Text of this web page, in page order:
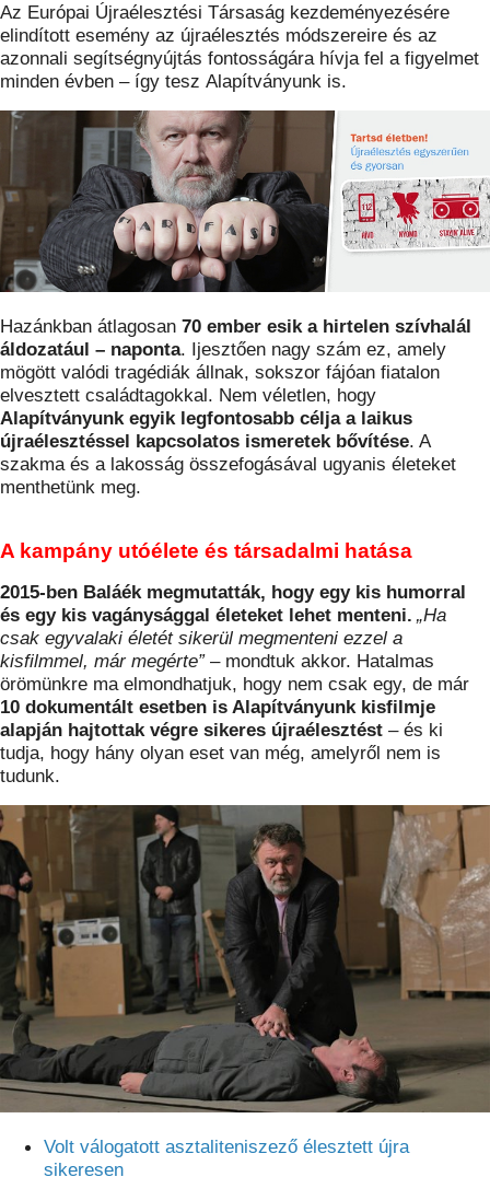
Az Európai Újraélesztési Társaság kezdeményezésére
elindított esemény az újraélesztés módszereire és az
azonnali segítségnyújtás fontosságára hívja fel a figyelmet
minden évben – így tesz Alapítványunk is.
Hazánkban átlagosan 70 ember esik a hirtelen szívhalál
áldozatául – naponta. Ijesztően nagy szám ez, amely
mögött valódi tragédiák állnak, sokszor fájóan fiatalon
elvesztett családtagokkal. Nem véletlen, hogy
Alapítványunk egyik legfontosabb célja a laikus
újraélesztéssel kapcsolatos ismeretek bővítése. A
szakma és a lakosság összefogásával ugyanis életeket
menthetünk meg.
A kampány utóélete és társadalmi hatása
2015-ben Baláék megmutatták, hogy egy kis humorral
és egy kis vagánysággal életeket lehet menteni. „Ha
csak egyvalaki életét sikerül megmenteni ezzel a
kisfilmmel, már megérte” – mondtuk akkor. Hatalmas
örömünkre ma elmondhatjuk, hogy nem csak egy, de már
10 dokumentált esetben is Alapítványunk kisfilmje
alapján hajtottak végre sikeres újraélesztést – és ki
tudja, hogy hány olyan eset van még, amelyről nem is
tudunk.
Volt válogatott asztaliteniszező élesztett újra
sikeresen